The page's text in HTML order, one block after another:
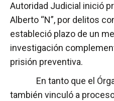
Autoridad Judicial inició
Alberto “N”, por delitos
estableció plazo de un
investigación
prisión preventiva.
En tanto que el
también vinculó a